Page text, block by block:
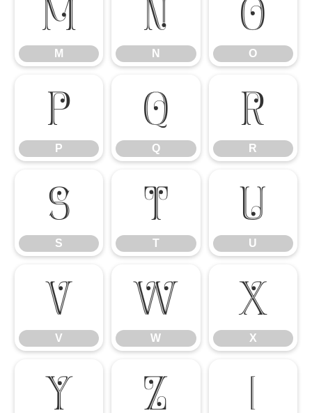
M
M
N
N
O
O
P
P
Q
Q
R
R
S
S
T
T
U
U
V
V
W
W
X
X
Y Z